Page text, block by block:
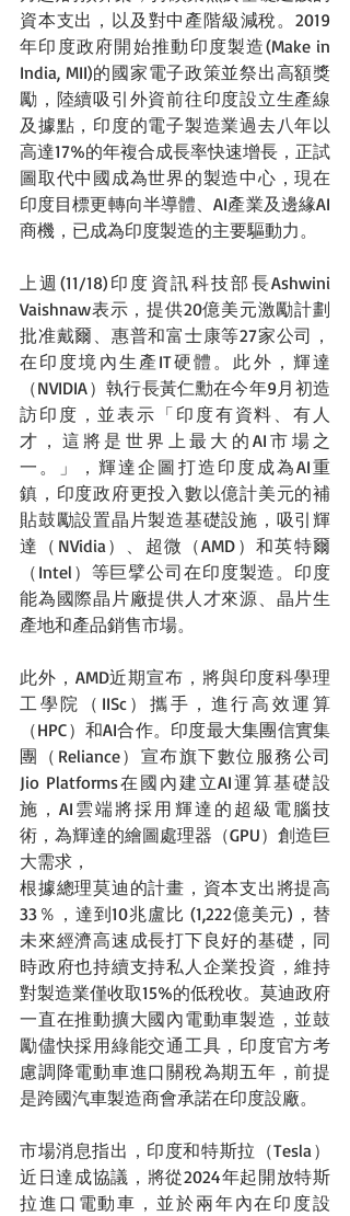
資本支出，以及對中產階級減稅。2019
年印度政府開始推動印度製造(Make in
India, MII)的國家電子政策並祭出高額獎
勵，陸續吸引外資前往印度設立生產線
及據點，印度的電子製造業過去八年以
高達17%的年複合成長率快速增長，正試
圖取代中國成為世界的製造中心，現在
印度目標更轉向半導體、AI產業及邊緣AI
商機，已成為印度製造的主要驅動力。
上週(11/18)印度資訊科技部長Ashwini
Vaishnaw表示，提供20億美元激勵計劃
批准戴爾、惠普和富士康等27家公司，
在印度境內生產IT硬體。此外，輝達
（NVIDIA）執行長黃仁勳在今年9月初造
訪印度，並表示「印度有資料、有人
才，這將是世界上最大的AI市場之
一。」，輝達企圖打造印度成為AI重
鎮，印度政府更投入數以億計美元的補
貼鼓勵設置晶片製造基礎設施，吸引輝
達（NVidia）、超微（AMD）和英特爾
（Intel）等巨擘公司在印度製造。印度
能為國際晶片廠提供人才來源、晶片生
產地和產品銷售市場。
此外，AMD近期宣布，將與印度科學理
工學院（IISc）攜手，進行高效運算
（HPC）和AI合作。印度最大集團信實集
團（Reliance）宣布旗下數位服務公司
Jio Platforms在國內建立AI運算基礎設
施，AI雲端將採用輝達的超級電腦技
術，為輝達的繪圖處理器（GPU）創造巨
大需求，
根據總理莫迪的計畫，資本支出將提高
33％，達到10兆盧比 (1,222億美元)，替
未來經濟高速成長打下良好的基礎，同
時政府也持續支持私人企業投資，維持
對製造業僅收取15%的低稅收。莫迪政府
一直在推動擴大國內電動車製造，並鼓
勵儘快採用綠能交通工具，印度官方考
慮調降電動車進口關稅為期五年，前提
是跨國汽車製造商會承諾在印度設廠。
市場消息指出，印度和特斯拉（Tesla）
近日達成協議，將從2024年起開放特斯
拉進口電動車，並於兩年內在印度設